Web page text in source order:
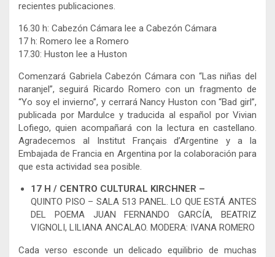
recientes publicaciones.
16.30 h: Cabezón Cámara lee a Cabezón Cámara
17 h: Romero lee a Romero
17.30: Huston lee a Huston
Comenzará Gabriela Cabezón Cámara con “Las niñas del
naranjel”, seguirá Ricardo Romero con un fragmento de
“Yo soy el invierno”, y cerrará Nancy Huston con “Bad girl”,
publicada por Mardulce y traducida al español por Vivian
Lofiego, quien acompañará con la lectura en castellano.
Agradecemos al Institut Français d’Argentine y a la
Embajada de Francia en Argentina por la colaboración para
que esta actividad sea posible.
17 H / CENTRO CULTURAL KIRCHNER –
QUINTO PISO – SALA 513 PANEL. LO QUE ESTÁ ANTES
DEL POEMA JUAN FERNANDO GARCÍA, BEATRIZ
VIGNOLI, LILIANA ANCALAO. MODERA: IVANA ROMERO
Cada verso esconde un delicado equilibrio de muchas